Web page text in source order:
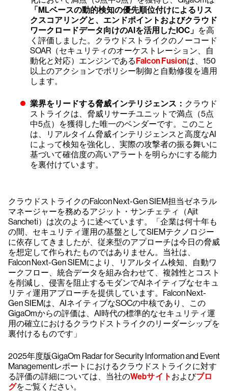
「MLベースの動的検知の優先順位付けによるリス
クスコアリングと、エンドポイントおよびクラウド
ワークロードデータ向けのAIを活用したIOC」 を高
く評価しました。クラウドストライクのノーコード
SOAR（セキュリティのオーケストレーション、自
動化と対応）エンジンであるFalcon Fusionは、150
以上のアクションでポリシー制御と自動修復を適用
します。
業界をリードする脅威インテリジェンス： クラウド
ストライクは、脅威リサーチユニットで満点（5点
中5点）を獲得した唯一のベンダーです。このこと
は、リアルタイム脅威インテリジェンスと高度なAI
によって検知を強化し、実際の攻撃者の振る舞いに
基づいて確信度の高いアラートを明らかにする能力
を裏付けています。
クラウドストライクのFalcon Next-Gen SIEM担当ゼネラル
マネージャーを務めるアジット・サンチェティ（Ajit
Sancheti）は次のように述べています。「企業は何十年も
の間、セキュリティ運用の基盤としてSIEMテクノロジー
に依存してきましたが、従来型のアプローチは今日の脅威
を想定して作られたものではありません。当社は、
Falcon Next-Gen SIEMにより、リアルタイム検知、自動ワ
ークフロー、統合データを組み合わせて、複雑性とコスト
を削減し、侵害を阻止するモダンでAIネイティブなセキュ
リティ運用アプローチを提供しています。Falcon Next-
Gen SIEMは、AIネイティブなSOCの中核であり、この
GigaOmからの評価は、AI時代の標準的なセキュリティ運
用の確立におけるクラウドストライクのリーダーシップを
裏付けるものです」
2025年度版GigaOm Radar for Security Information and Event
Managementレポートにおけるクラウドストライクに対す
る評価の詳細については、当社のWebサイト およびブロ
グをご覧ください。